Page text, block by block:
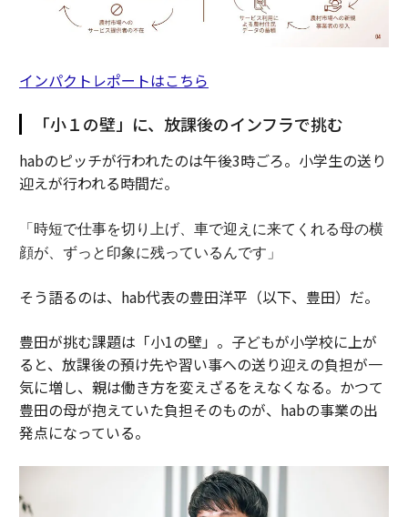
インパクトレポートはこちら
「小１の壁」に、放課後のインフラで挑む
habのピッチが行われたのは午後3時ごろ。小学生の送り
迎えが行われる時間だ。
「時短で仕事を切り上げ、車で迎えに来てくれる母の横
顔が、ずっと印象に残っているんです」
そう語るのは、hab代表の豊田洋平（以下、豊田）だ。
豊田が挑む課題は「小1の壁」。子どもが小学校に上が
ると、放課後の預け先や習い事への送り迎えの負担が一
気に増し、親は働き方を変えざるをえなくなる。かつて
豊田の母が抱えていた負担そのものが、habの事業の出
発点になっている。